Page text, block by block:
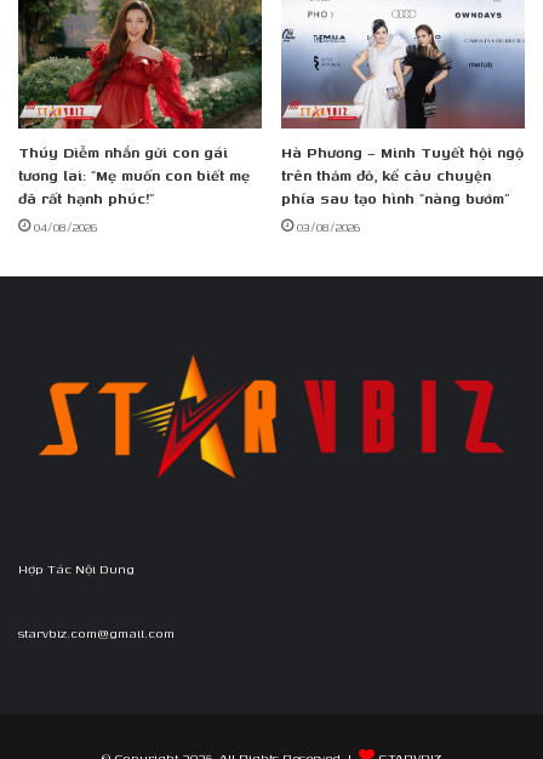
Thúy Diễm nhắn gửi con gái
tương lai: “Mẹ muốn con biết mẹ
đã rất hạnh phúc!”
04/08/2026
Hà Phương – Minh Tuyết hội ngộ
trên thảm đỏ, kể câu chuyện
phía sau tạo hình “nàng bướm”
03/08/2026
Hợp Tác Nội Dung
starvbiz.com@gmail.com